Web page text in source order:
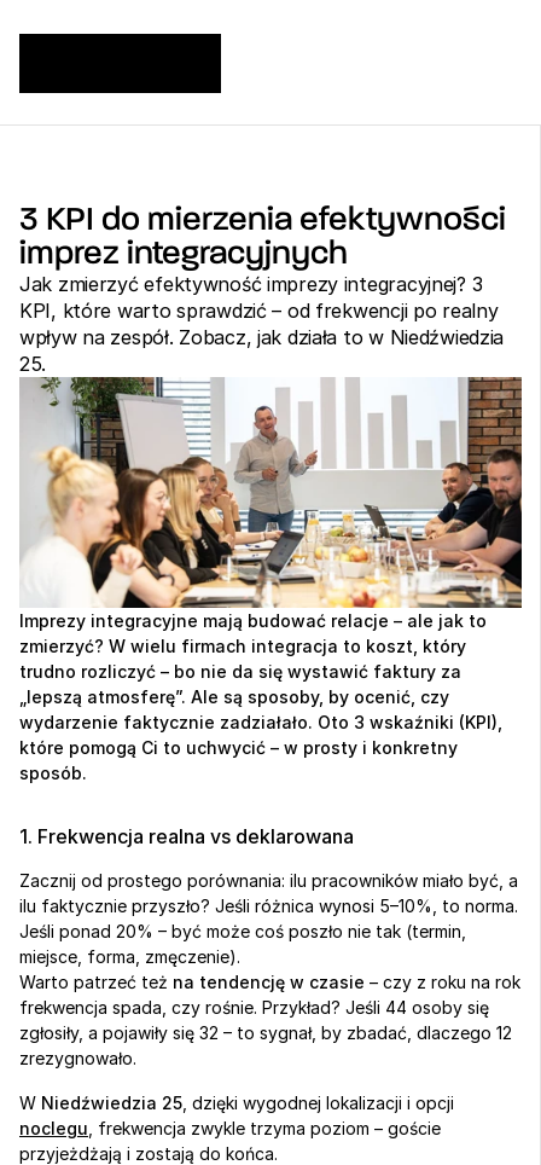
3 KPI do mierzenia efektywności
imprez integracyjnych
Jak zmierzyć efektywność imprezy integracyjnej? 3
KPI, które warto sprawdzić – od frekwencji po realny
wpływ na zespół. Zobacz, jak działa to w Niedźwiedzia
25.
Imprezy integracyjne mają budować relacje – ale jak to
zmierzyć? W wielu firmach integracja to koszt, który
trudno rozliczyć – bo nie da się wystawić faktury za
„lepszą atmosferę”. Ale są sposoby, by ocenić, czy
wydarzenie faktycznie zadziałało. Oto 3 wskaźniki (KPI),
które pomogą Ci to uchwycić – w prosty i konkretny
sposób.
1. Frekwencja realna vs deklarowana
Zacznij od prostego porównania: ilu pracowników miało być, a
ilu faktycznie przyszło? Jeśli różnica wynosi 5–10%, to norma.
Jeśli ponad 20% – być może coś poszło nie tak (termin,
miejsce, forma, zmęczenie).
Warto patrzeć też na tendencję w czasie – czy z roku na rok
frekwencja spada, czy rośnie. Przykład? Jeśli 44 osoby się
zgłosiły, a pojawiły się 32 – to sygnał, by zbadać, dlaczego 12
zrezygnowało.
W Niedźwiedzia 25
noclegu , frekwencja zwykle trzyma poziom – goście
przyjeżdżają i zostają do końca.